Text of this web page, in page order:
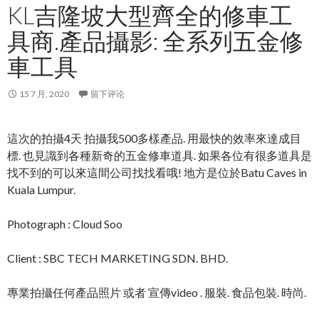
KL吉隆坡大型齊全的修車工
具商.產品攝影: 全系列五金修
車工具
15 7 月, 2020 留下评论
這次的拍攝4天 拍攝我500多樣產品. 用最快的效率來達成目
標. 也見識到各種新奇的五金修車道具. 如果各位有很多道具是
找不到的可以來這間公司找找看哦! 地方是位於Batu Caves in
Kuala Lumpur.
Photograph : Cloud Soo
Client : SBC TECH MARKETING SDN. BHD.
專業拍攝任何產品照片 或者 宣傳video . 服裝. 食品包裝. 時尚.